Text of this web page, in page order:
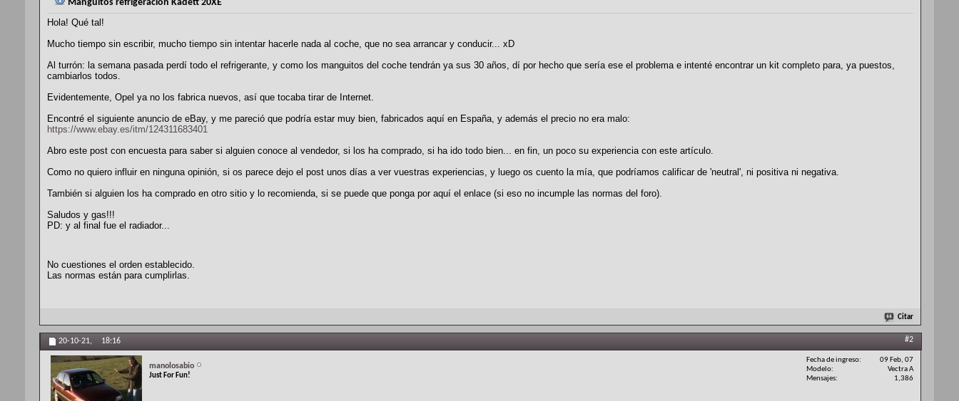
Manguitos refrigeración Kadett 20XE
Hola! Qué tal!
Mucho tiempo sin escribir, mucho tiempo sin intentar hacerle nada al coche, que no sea arrancar y conducir... xD
Al turrón: la semana pasada perdí todo el refrigerante, y como los manguitos del coche tendrán ya sus 30 años, dí por hecho que sería ese el problema e intenté encontrar un kit completo para, ya puestos,
cambiarlos todos.
Evidentemente, Opel ya no los fabrica nuevos, así que tocaba tirar de Internet.
Encontré el siguiente anuncio de eBay, y me pareció que podría estar muy bien, fabricados aquí en España, y además el precio no era malo:
https://www.ebay.es/itm/124311683401
Abro este post con encuesta para saber si alguien conoce al vendedor, si los ha comprado, si ha ido todo bien... en fin, un poco su experiencia con este artículo.
Como no quiero influir en ninguna opinión, si os parece dejo el post unos días a ver vuestras experiencias, y luego os cuento la mía, que podríamos calificar de 'neutral', ni positiva ni negativa.
También si alguien los ha comprado en otro sitio y lo recomienda, si se puede que ponga por aquí el enlace (si eso no incumple las normas del foro).
Saludos y gas!!!
PD: y al final fue el radiador...
No cuestiones el orden establecido.
Las normas están para cumplirlas.
Citar
20-10-21, 18:16 #2
manolosabio
Just For Fun!
Fecha de ingreso
09 Feb, 07
Modelo
Vectra A
Mensajes
1,386